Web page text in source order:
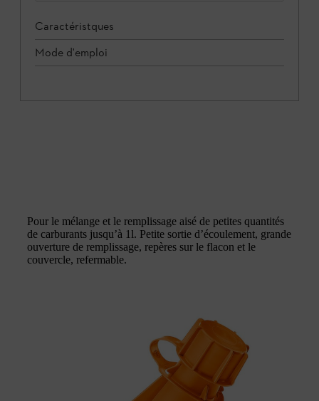
Caractéristques
Mode d'emploi
Pour le mélange et le remplissage aisé de petites quantités
de carburants jusqu’à 1l. Petite sortie d’écoulement, grande
ouverture de remplissage, repères sur le flacon et le
couvercle, refermable.